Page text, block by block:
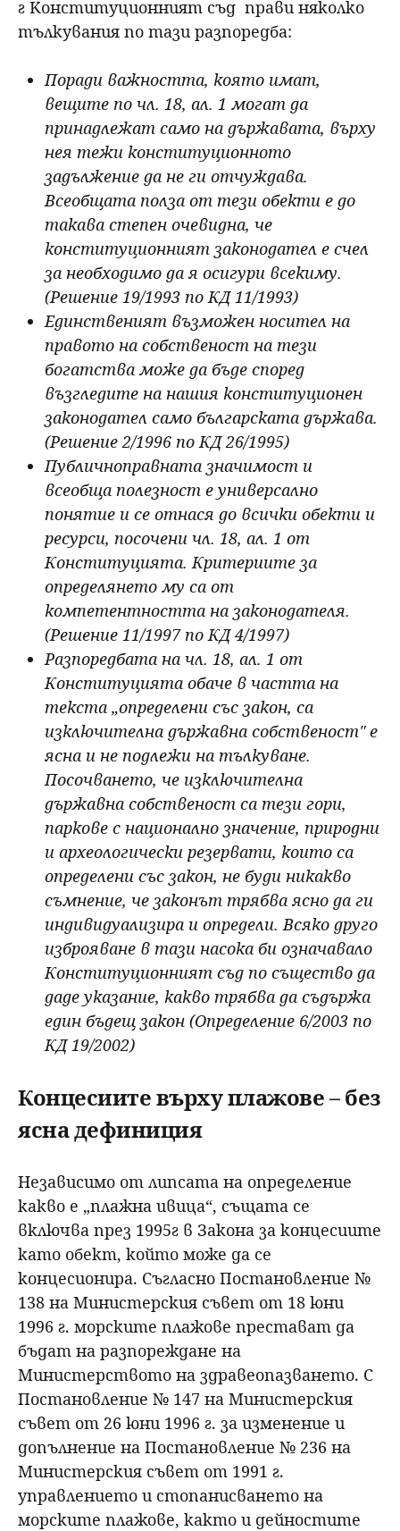
г Конституционният съд прави няколко
тълкувания по тази разпоредба:
Поради важността, която имат,
вещите по чл. 18, ал. 1 могат да
принадлежат само на държавата, върху
нея тежи конституционното
задължение да не ги отчуждава.
Всеобщата полза от тези обекти е до
такава степен очевидна, че
конституционният законодател е счел
за необходимо да я осигури всекиму.
(Решение 19/1993 по КД 11/1993)
Единственият възможен носител на
правото на собственост на тези
богатства може да бъде според
възгледите на нашия конституционен
законодател само българската държава.
(Решение 2/1996 по КД 26/1995)
Публичноправната значимост и
всеобща полезност е универсално
понятие и се отнася до всички обекти и
ресурси, посочени чл. 18, ал. 1 от
Конституцията. Критериите за
определянето му са от
компетентността на законодателя.
(Решение 11/1997 по КД 4/1997)
Разпоредбата на чл. 18, ал. 1 от
Конституцията обаче в частта на
текста „определени със закон, са
изключителна държавна собственост" е
ясна и не подлежи на тълкуване.
Посочването, че изключителна
държавна собственост са тези гори,
паркове с национално значение, природни
и археологически резервати, които са
определени със закон, не буди никакво
съмнение, че законът трябва ясно да ги
индивидуализира и определи. Всяко друго
изброяване в тази насока би означавало
Конституционният съд по същество да
даде указание, какво трябва да съдържа
един бъдещ закон (Определение 6/2003 по
КД 19/2002)
Концесиите върху плажове – без
ясна дефиниция
Независимо от липсата на определение
какво е „плажна ивица“, същата се
включва през 1995г в Закона за концесиите
като обект, който може да се
концесионира. Съгласно Постановление №
138 на Министерския съвет от 18 юни
1996 г. морските плажове престават да
бъдат на разпореждане на
Министерството на здравеопазването. С
Постановление № 147 на Министерския
съвет от 26 юни 1996 г. за изменение и
допълнение на Постановление № 236 на
Министерския съвет от 1991 г.
управлението и стопанисването на
морските плажове, както и дейностите